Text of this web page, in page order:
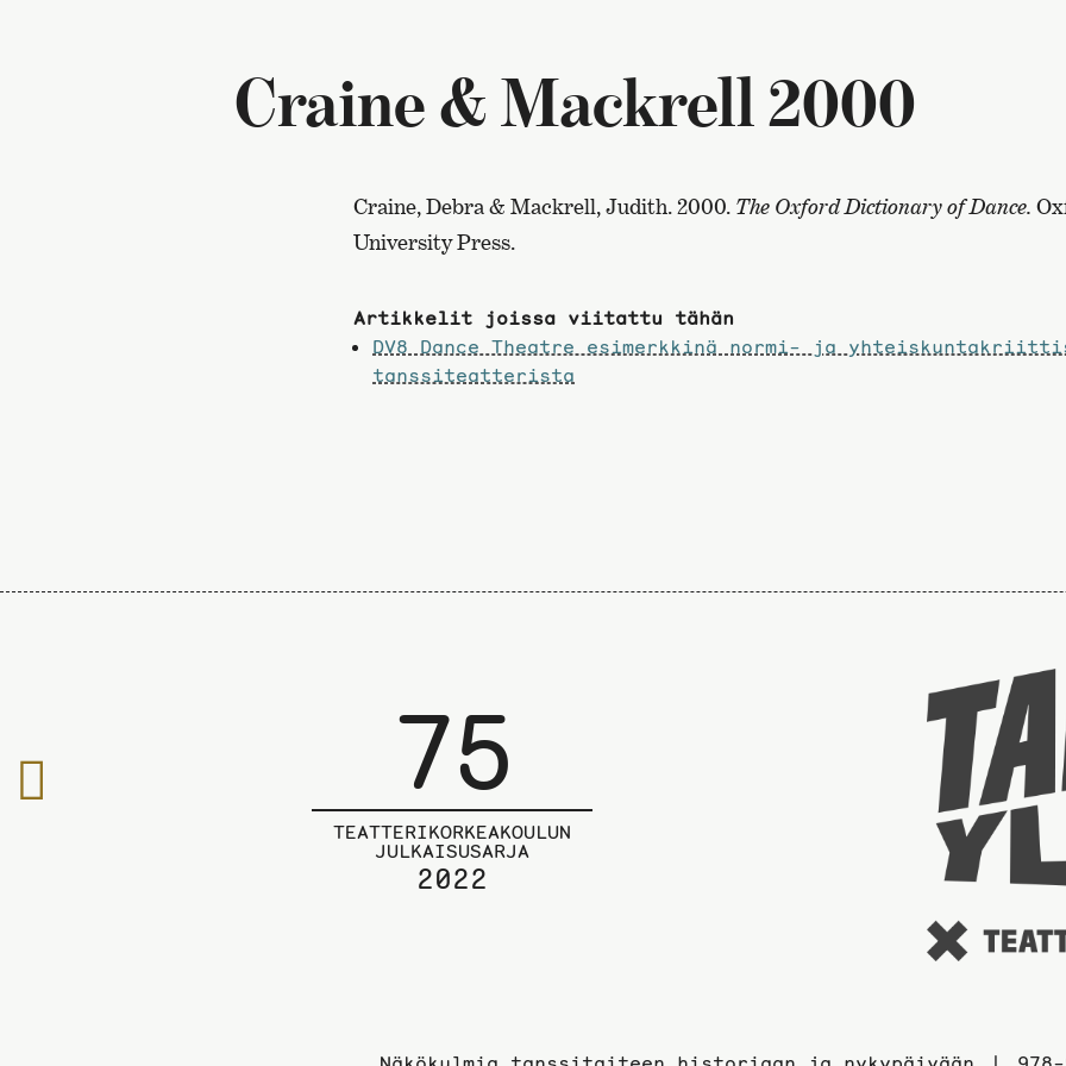
Craine & Mackrell 2000
Craine, Debra & Mackrell, Judith. 2000. The Oxford Dictionary of Dance.
University Press.
Artikkelit joissa viitattu tähän
DV8 Dance Theatre esimerkkinä normi- ja
tanssiteatterista
75
TEATTERIKORKEAKOULUN
JULKAISUSARJA
2022